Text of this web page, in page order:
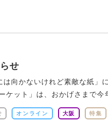
せ
は向かないけれど素敵な紙
ケット」は、おかげさまで今
オンライン 大阪 特集